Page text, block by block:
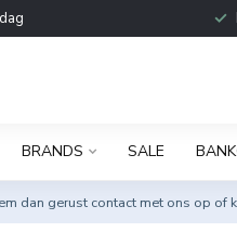
BRANDS SALE
dan gerust contact met ons op of